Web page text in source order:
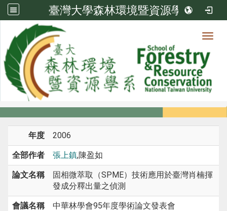
臺灣大學森林環境暨資源學系
系所成員
系所成員
年度 2006
全部作者 張上鎮,陳盈如
論文名稱
固相微萃取（SPME）技術應用於臺灣肖楠揮
發成分釋出量之偵測
會議名稱 中華林學會95年度學術論文發表會